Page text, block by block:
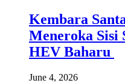
Kembara
Meneroka Sisi
HEV Baharu
June 4, 2026